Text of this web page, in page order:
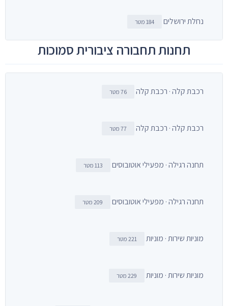
נחלת ירושלים 184 מטר
תחנות תחבורה ציבורית סמוכות
רכבת קלה · רכבת קלה 76 מטר
רכבת קלה · רכבת קלה 77 מטר
תחנה רגילה · מפעילי אוטובוסים 113 מטר
תחנה רגילה · מפעילי אוטובוסים 209 מטר
מוניות שירות · מוניות 221 מטר
מוניות שירות · מוניות 229 מטר